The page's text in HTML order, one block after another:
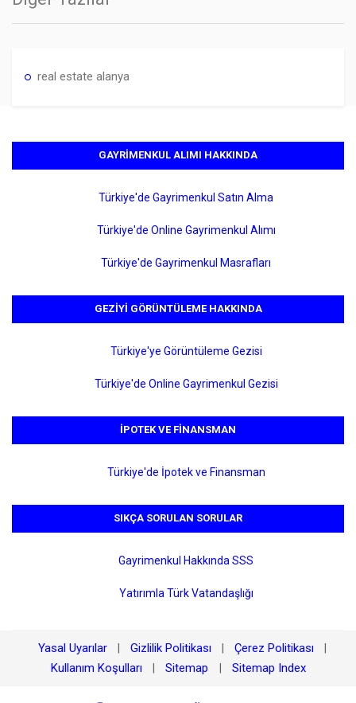
real estate alanya
GAYRIMENKUL ALIMI HAKKINDA
Türkiye'de Gayrimenkul Satın Alma
Türkiye'de Online Gayrimenkul Alımı
Türkiye'de Gayrimenkul Masrafları
GEZIYI GÖRÜNTÜLEME HAKKINDA
Türkiye'ye Görüntüleme Gezisi
Türkiye'de Online Gayrimenkul Gezisi
İPOTEK VE FINANSMAN
Türkiye'de İpotek ve Finansman
SIKÇA SORULAN SORULAR
Gayrimenkul Hakkında SSS
Yatırımla Türk Vatandaşlığı
Yasal Uyarılar | Gizlilik Politikası | Çerez Politikası |
Kullanım Koşulları | Sitemap | Sitemap Index